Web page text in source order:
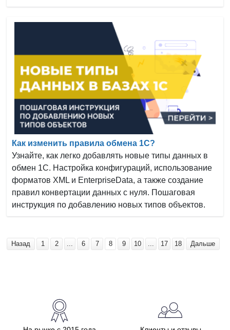
Как изменить правила обмена 1С?
Узнайте, как легко добавлять новые типы данных в
обмен 1С. Настройка конфигураций, использование
форматов XML и EnterpriseData, а также создание
правил конвертации данных с нуля. Пошаговая
инструкция по добавлению новых типов объектов.
Назад 1 2 ... 6 7 8 9 10 ... 17 18 Дальше